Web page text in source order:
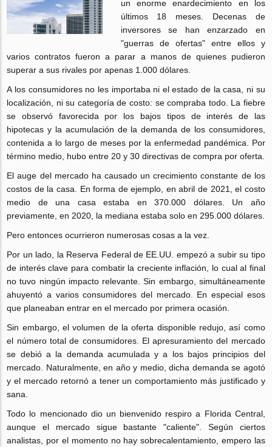
un enorme enardecimiento en los
últimos 18 meses. Decenas de
inversores se han enzarzado en
"guerras de ofertas" entre ellos y
varios contratos fueron a parar a manos de quienes pudieron
superar a sus rivales por apenas 1.000 dólares.
A los consumidores no les importaba ni el estado de la casa, ni su
localización, ni su categoría de costo: se compraba todo. La fiebre
se observó favorecida por los bajos tipos de interés de las
hipotecas y la acumulación de la demanda de los consumidores,
contenida a lo largo de meses por la enfermedad pandémica. Por
término medio, hubo entre 20 y 30 directivas de compra por oferta.
El auge del mercado ha causado un crecimiento constante de los
costos de la casa. En forma de ejemplo, en abril de 2021, el costo
medio de una casa estaba en 370.000 dólares. Un año
previamente, en 2020, la mediana estaba solo en 295.000 dólares.
Pero entonces ocurrieron numerosas cosas a la vez.
Por un lado, la Reserva Federal de EE.UU. empezó a subir su tipo
de interés clave para combatir la creciente inflación, lo cual al final
no tuvo ningún impacto relevante. Sin embargo, simultáneamente
ahuyentó a varios consumidores del mercado. En especial esos
que planeaban entrar en el mercado por primera ocasión.
Sin embargo, el volumen de la oferta disponible redujo, así como
el número total de consumidores. El apresuramiento del mercado
se debió a la demanda acumulada y a los bajos principios del
mercado. Naturalmente, en año y medio, dicha demanda se agotó
y el mercado retornó a tener un comportamiento más justificado y
sana.
Todo lo mencionado dio un bienvenido respiro a Florida Central,
aunque el mercado sigue bastante "caliente". Según ciertos
analistas, por el momento no hay sobrecalentamiento, empero las